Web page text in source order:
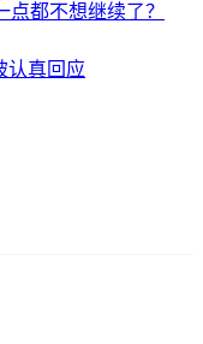
都不想继续了？
认真回应